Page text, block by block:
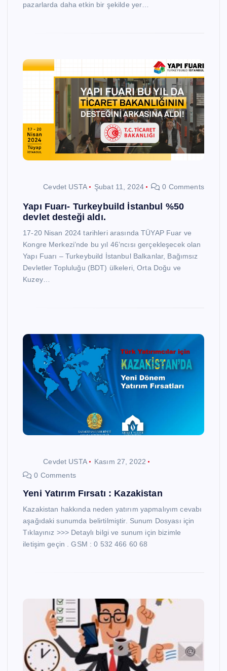
pazarlarda daha etkin bir şekilde yer…
Cevdet USTA Şubat 11, 2024 0 Comments
Yapı Fuarı- Turkeybuild İstanbul %50
devlet desteği aldı.
17-20 Nisan 2024 tarihleri arasında TÜYAP Fuar ve
Kongre Merkezi’nde bu yıl 46’ncısı gerçekleşecek olan
Yapı Fuarı – Turkeybuild İstanbul Balkanlar, Bağımsız
Devletler Topluluğu (BDT) ülkeleri, Orta Doğu ve
Kuzey…
Cevdet USTA
Kasım 27, 2022
0 Comments
Yeni Yatırım Fırsatı : Kazakistan
Kazakistan hakkında neden yatırım yapmalıyım cevabı
aşağıdaki sunumda belirtilmiştir. Sunum Dosyası için
Tıklayınız >>> Detaylı bilgi ve sunum için bizimle
iletişim geçin . GSM : 0 532 466 60 68